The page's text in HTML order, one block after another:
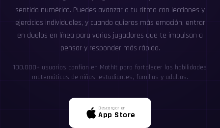
sentido numérico. Puedes avanzar a tu ritmo con lecciones y
ejercicios individuales, y cuando quieras más emoción, entrar
en duelos en línea para varios jugadores que te impulsan a
pensar y responder más rápido.
100,000+ usuarios confían en MathIt para fortalecer las habilidades
matemáticas de niños, estudiantes, familias y adultos.
Descargar en
App Store